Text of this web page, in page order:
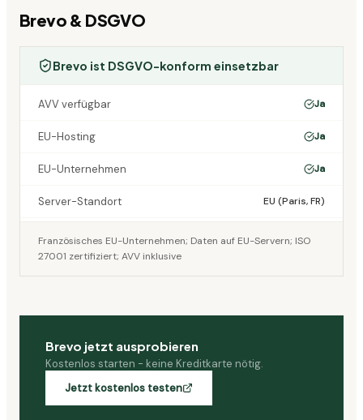
Brevo & DSGVO
Brevo ist DSGVO-konform einsetzbar
AVV verfügbar Ja
EU-Hosting Ja
EU-Unternehmen Ja
Server-Standort EU (Paris, FR)
Französisches EU-Unternehmen; Daten auf EU-Servern; ISO
27001 zertifiziert; AVV inklusive
Brevo jetzt ausprobieren
Kostenlos starten - keine Kreditkarte nötig.
Jetzt kostenlos testen